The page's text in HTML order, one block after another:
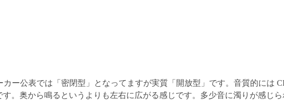
カー公表では「密閉型」となってますが実質「開放型」です。音質的には
す。奥から鳴るというよりも左右に広がる感じです。多少音に濁りが感じ